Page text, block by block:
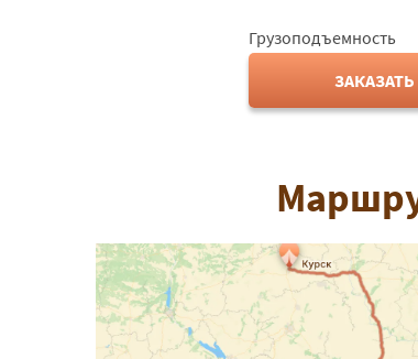
Грузоподъемность
ЗАКАЗАТЬ